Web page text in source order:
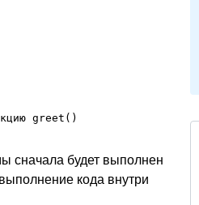
greet()
сначала будет выполнен
кода внутри